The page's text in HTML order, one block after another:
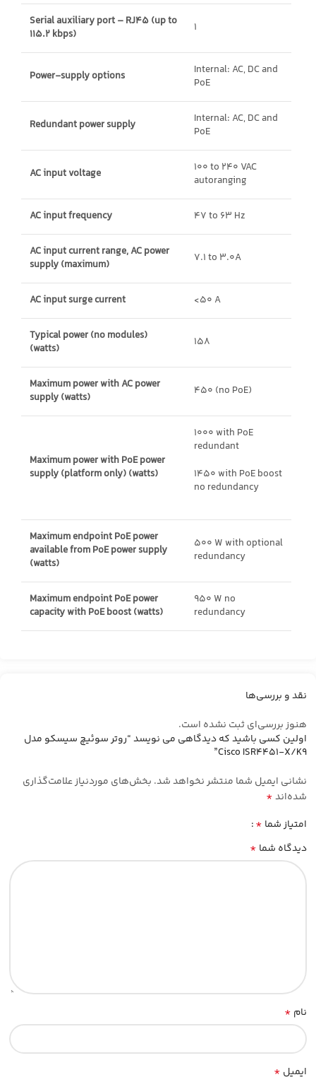
Serial auxiliary port – RJ45(up to
115.2 kbps)
1
Power-supply options
Internal: AC, DC and
PoE
Redundant power supply
Internal: AC, DC and
PoE
AC input voltage
100 to 240 VAC
autoranging
AC input frequency 47 to 63 Hz
AC input current range, AC power
supply (maximum)
7.1 to 3.0A
AC input surge current <50 A
Typical power (no modules)
(watts)
158
Maximum power with AC power
supply (watts)
450 (no PoE)
Maximum power with PoE power
supply (platform only) (watts)
1000 with PoE
redundant
1450 with PoE boost
no redundancy
Maximum endpoint PoE power
available from PoE power supply
(watts)
500 W with optional
redundancy
Maximum endpoint PoE power
capacity with PoE boost (watts)
950 W no
redundancy
نقد و بررسی‌ها
هنوز بررسی‌ای ثبت نشده است.
اولین کسی باشید که دیدگاهی می نویسد “روتر سوئیچ سیسکو مدل
Cisco ISR4451-X/K9”
نشانی ایمیل شما منتشر نخواهد شد. بخش‌های موردنیاز علامت‌گذاری
شده‌اند*
امتیاز شما *
دیدگاه شما *
نام *
ایمیل *